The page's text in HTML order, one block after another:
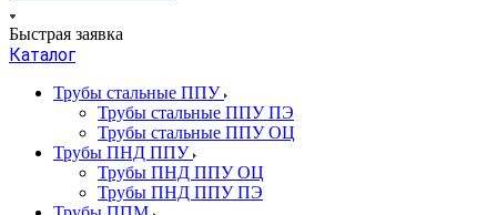
Быстрая заявка
Каталог
Трубы стальные ППУ
Трубы стальные ППУ ПЭ
Трубы стальные ППУ ОЦ
Трубы ПНД ППУ
Трубы ПНД ППУ ОЦ
Трубы ПНД ППУ ПЭ